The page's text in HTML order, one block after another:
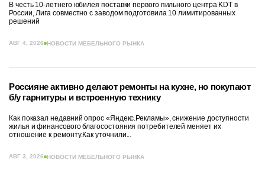
В честь 10-летнего юбилея поставки первого пильного центра KDT в
России, Лига совместно с заводом подготовила 10 лимитированных
решений
АВГ 4, 2026 НОВОСТИ МЕБЕЛЬНОГО РЫНКА
Россияне активно делают ремонты на кухне, но покупают
б/у гарнитуры и встроенную технику
Как показал недавний опрос «Яндекс.Рекламы», снижение доступности
жилья и финансового благосостояния потребителей меняет их
отношение к ремонту.Как уточнили...
АВГ 3, 2026 НОВОСТИ МЕБЕЛЬНОГО РЫНКА